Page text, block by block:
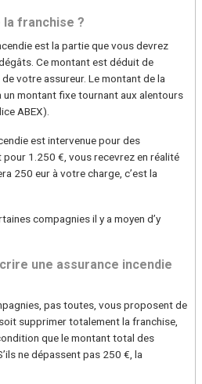
la franchise ?
est la partie que vous devrez
Ce montant est déduit de
votre assureur. Le montant de la
un montant fixe tournant aux alentours
ABEX).
est intervenue pour des
1.250 €, vous recevrez en réalité
250 eur à votre charge, c’est la
compagnies il y a moyen d’y
une assurance incendie
pas toutes, vous proposent de
supprimer totalement la franchise,
que le montant total des
ne dépassent pas 250 €, la